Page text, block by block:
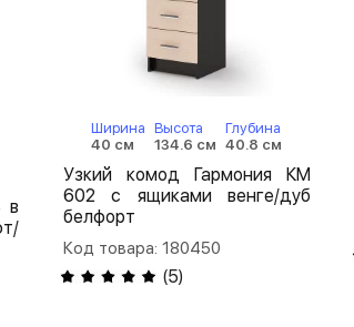
в
Ширина
40 см
Высота
134.6 см
Глубина
40.8 см
Узкий комод Гармония КМ
602 с ящиками венге/дуб
белфорт
Код товара: 180450
(5)